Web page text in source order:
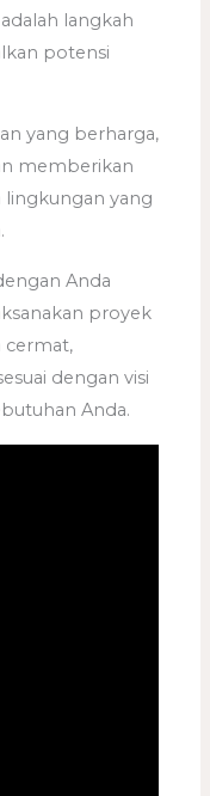
langkah
potensi
yang berharga,
memberikan
yang
Anda
proyek
cermat,
dengan visi
Anda.